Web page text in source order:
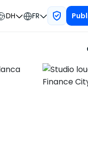
DH FR